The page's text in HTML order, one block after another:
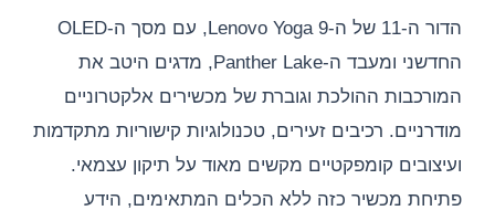
הדור ה-11 של ה-Lenovo Yoga 9, עם מסך ה-OLED
החדשני ומעבד ה-Panther Lake, מדגים היטב את
המורכבות ההולכת וגוברת של מכשירים אלקטרוניים
מודרניים. רכיבים זעירים, טכנולוגיות קישוריות מתקדמות
ועיצובים קומפקטיים מקשים מאוד על תיקון עצמאי.
פתיחת מכשיר כזה ללא הכלים המתאימים, הידע